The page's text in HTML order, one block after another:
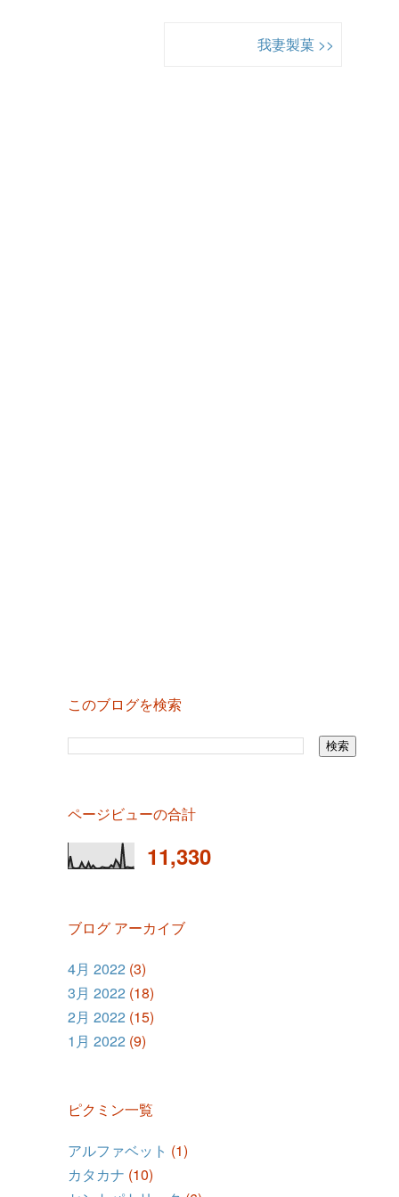
我妻製菓 >>
このブログを検索
ページビューの合計
11,330
ブログ アーカイブ
4月 2022 (3)
3月 2022 (18)
2月 2022 (15)
1月 2022 (9)
ピクミン一覧
アルファベット (1)
カタカナ (10)